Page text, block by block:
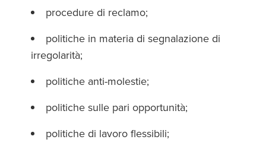
procedure di reclamo;
politiche in materia di segnalazione di
irregolarità;
politiche anti-molestie;
politiche sulle pari opportunità;
politiche di lavoro flessibili;